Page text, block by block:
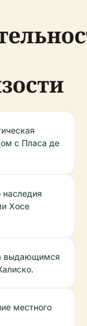
с Пласа де
Хосе
выдающимся
местного